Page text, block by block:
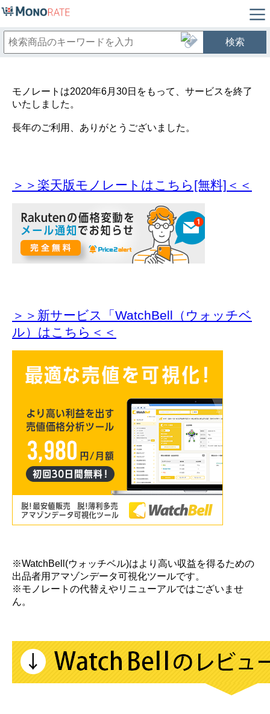
検索
モノレートは2020年6月30日をもって、サービスを終了
いたしました。
長年のご利用、ありがとうございました。
＞＞楽天版モノレートはこちら[無料]＜＜
＞＞新サービス「WatchBell（ウォッチベ
ル）はこちら＜＜
※WatchBell(ウォッチベル)はより高い収益を得るための
出品者用アマゾンデータ可視化ツールです。
※モノレートの代替えやリニューアルではございませ
ん。